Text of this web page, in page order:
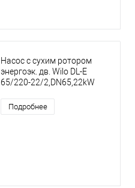
Насос с сухим ротором
энергоэк. дв. Wilo DL-E
65/220-22/2,DN65,22kW
Подробнее